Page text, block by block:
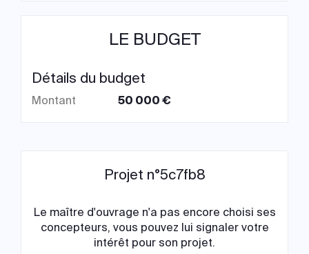
LE BUDGET
Détails du budget
Montant 50 000 €
Projet n°5c7fb8
Le maître d'ouvrage n'a pas encore choisi ses
concepteurs, vous pouvez lui signaler votre
intérêt pour son projet.